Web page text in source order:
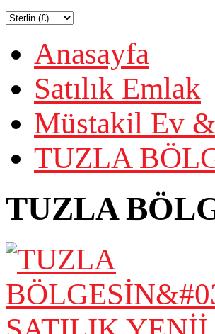
Anasayfa
Satılık Emlak
Müstakil Ev
TUZLA
TUZLA